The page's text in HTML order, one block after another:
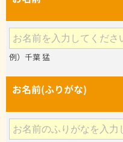
例）千葉 猛
お名前(ふりがな)